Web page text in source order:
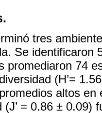
tres
Se identificaron
promediaron 74
(H’=
altos
(J’ = 0.86 ± 0.09)